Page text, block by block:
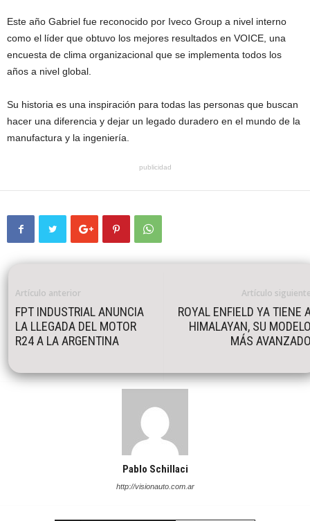
Este año Gabriel fue reconocido por Iveco Group a nivel interno
como el líder que obtuvo los mejores resultados en VOICE, una
encuesta de clima organizacional que se implementa todos los
años a nivel global.
Su historia es una inspiración para todas las personas que buscan
hacer una diferencia y dejar un legado duradero en el mundo de la
manufactura y la ingeniería.
publicidad
Artículo anterior
FPT INDUSTRIAL ANUNCIA
LA LLEGADA DEL MOTOR
R24 A LA ARGENTINA
Artículo
ROYAL ENFIELD YA TIENE
HIMALAYAN, SU
MÁS
Pablo Schillaci
http://visionauto.com.ar